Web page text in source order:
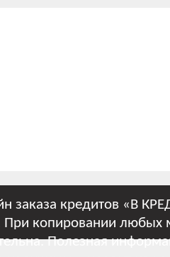
заказа кредитов «В
копировании любых
Полезная